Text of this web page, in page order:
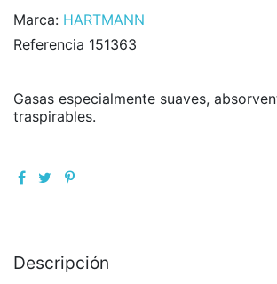
Marca: HARTMANN
Referencia 151363
Gasas especialmente suaves,
traspirables.
Descripción